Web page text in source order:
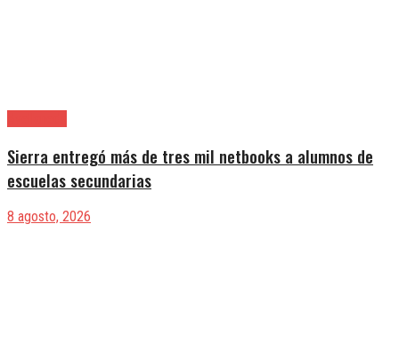
Sierra entregó más de tres mil netbooks a alumnos de
escuelas secundarias
8 agosto, 2026